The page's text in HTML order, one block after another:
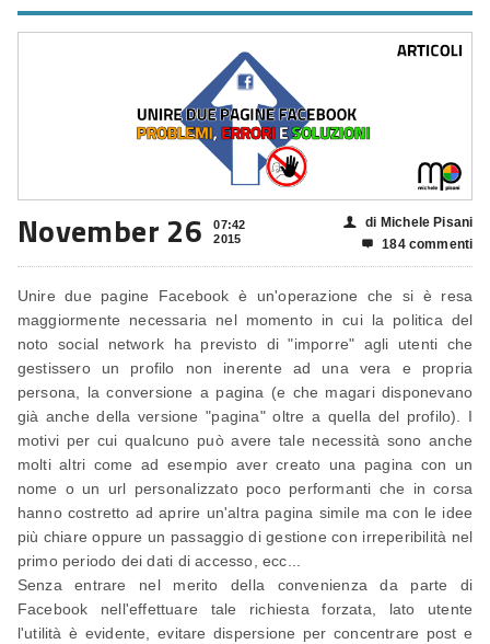
November 26
07:42
2015
👤 di Michele Pisani
 184 commenti
Unire due pagine Facebook è un'operazione che si è resa
maggiormente necessaria nel momento in cui la politica del
noto social network ha previsto di "imporre" agli utenti che
gestissero un profilo non inerente ad una vera e propria
persona, la conversione a pagina (e che magari disponevano
già anche della versione "pagina" oltre a quella del profilo). I
motivi per cui qualcuno può avere tale necessità sono anche
molti altri come ad esempio aver creato una pagina con un
nome o un url personalizzato poco performanti che in corsa
hanno costretto ad aprire un'altra pagina simile ma con le idee
più chiare oppure un passaggio di gestione con irreperibilità nel
primo periodo dei dati di accesso, ecc...
Senza entrare nel merito della convenienza da parte di
Facebook nell'effettuare tale richiesta forzata, lato utente
l'utilità è evidente, evitare dispersione per concentrare post e